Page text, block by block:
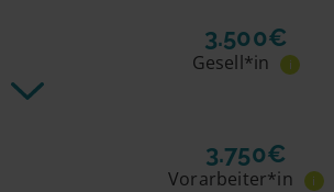
3.500€
Gesell*in i
3.750€
Vorarbeiter*in i